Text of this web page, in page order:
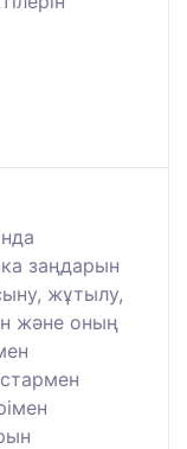
заңдарын
жұтылу,
және оның